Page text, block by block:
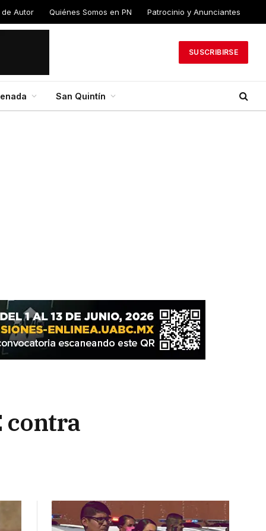
Autor Quiénes Somos en PN Patrocinio y Anunciantes
SUSCRIBIRSE
San Quintín
contra